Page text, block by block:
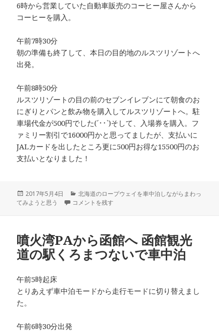
6時から営業していた自動車販売のコーヒー屋さんから
コーヒーを購入。
午前7時30分
朝の準備も終了して、本日の目的地のルスツリゾートへ
出発。
午前8時50分
ルスツリゾートの目の前のセブンイレブンにて朝食のお
にぎりとパンと飲み物を購入してルスツリゾートへ。駐
車場代金が500円でした(´･･`)そして、入場券を購入。フ
ァミリー割引で16000円かと思ってましたが、支払いに
JALカードを出したところ更に500円お得な15500円のお
支払いとなりました！
投
稿
2017年5月4日
カ
テ
北海道のロープウェイを車中泊しながらまわっ
てみようと思う
道の駅くろまつない車中泊からルスツリゾートへ に
コメントを残す
噴火湾PAから函館へ 函館観光
道の駅くろまつないで車中泊
午前5時起床
とりあえず車中泊モードから走行モードに切り替えまし
た。
午前6時30分出発